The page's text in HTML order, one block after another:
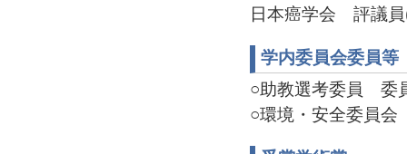
日本癌学会 評議
学内委員会委員等
○助教選考委員 委
○環境・安全委員